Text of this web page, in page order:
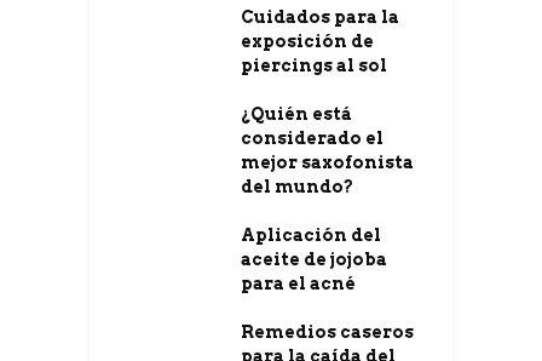
Cuidados para la
exposición de
piercings al sol
¿Quién está
considerado el
mejor saxofonista
del mundo?
Aplicación del
aceite de jojoba
para el acné
Remedios caseros
para la caída del